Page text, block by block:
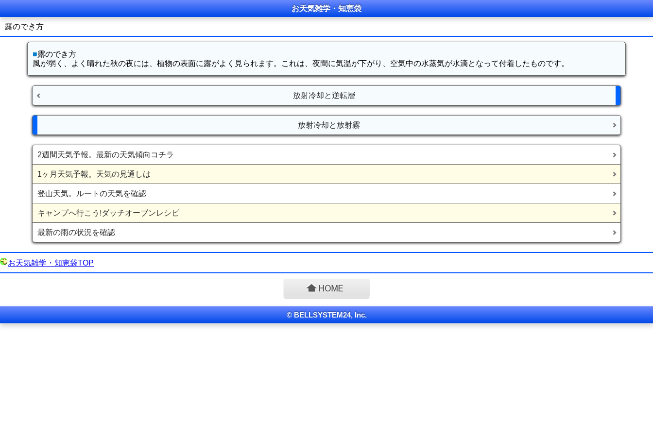
お天気雑学・知恵袋
露のでき方
■露のでき方
風が弱く、よく晴れた秋の夜には、植物の表面に露がよく見られます。これは、夜間に気温が下がり、空気中の水蒸気が水滴となって付着したものです。
放射冷却と逆転層
放射冷却と放射霧
2週間天気予報。最新の天気傾向コチラ
1ヶ月天気予報。天気の見通しは
登山天気。ルートの天気を確認
キャンプへ行こう!ダッチオーブンレシピ
最新の雨の状況を確認
お天気雑学・知恵袋TOP
© BELLSYSTEM24, Inc.